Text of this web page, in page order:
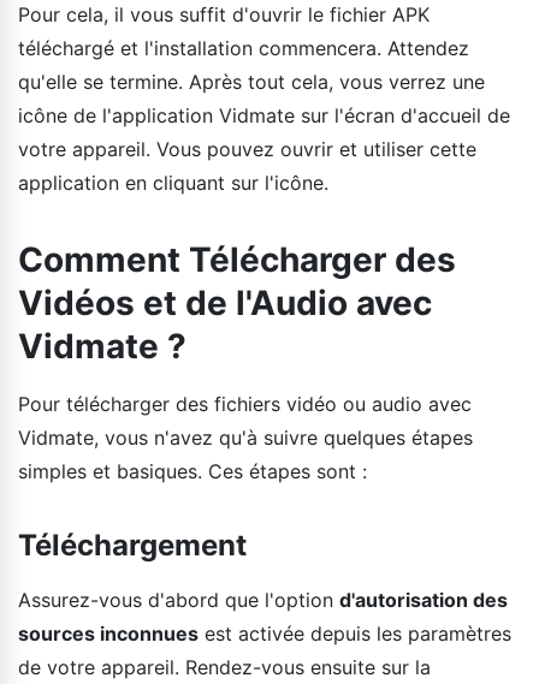
Pour cela, il vous suffit d'ouvrir le fichier APK
téléchargé et l'installation commencera. Attendez
qu'elle se termine. Après tout cela, vous verrez une
icône de l'application Vidmate sur l'écran d'accueil de
votre appareil. Vous pouvez ouvrir et utiliser cette
application en cliquant sur l'icône.
Comment Télécharger des
Vidéos et de l'Audio avec
Vidmate ?
Pour télécharger des fichiers vidéo ou audio avec
Vidmate, vous n'avez qu'à suivre quelques étapes
simples et basiques. Ces étapes sont :
Téléchargement
Assurez-vous d'abord que l'option d'autorisation des
sources inconnues est activée depuis les paramètres
de votre appareil. Rendez-vous ensuite sur la